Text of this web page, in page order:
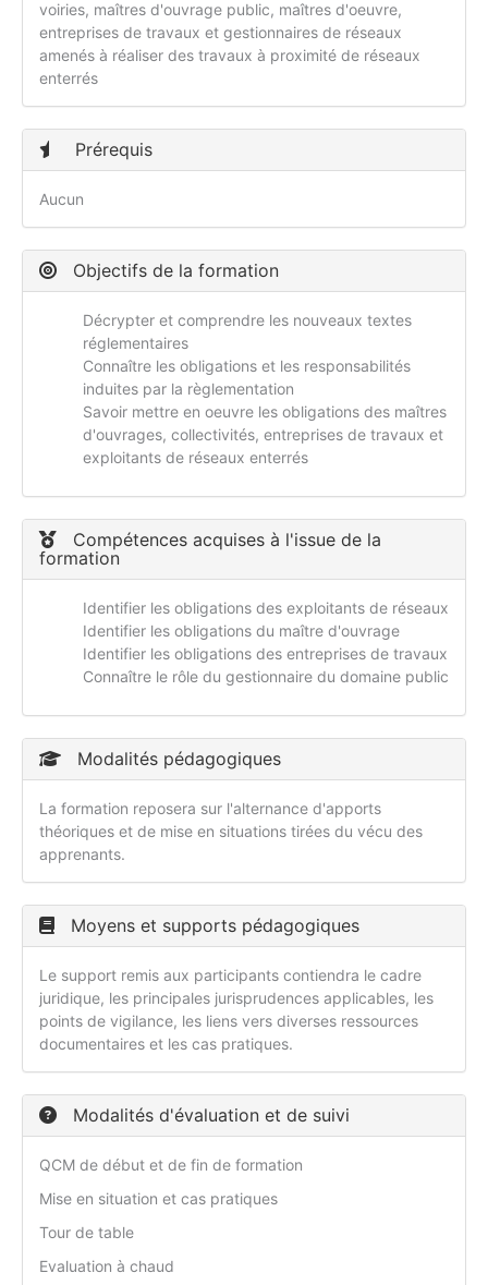
voiries, maîtres d'ouvrage public, maîtres d'oeuvre,
entreprises de travaux et gestionnaires de réseaux
amenés à réaliser des travaux à proximité de réseaux
enterrés
Prérequis
Aucun
Objectifs de la formation
Décrypter et comprendre les nouveaux textes
réglementaires
Connaître les obligations et les responsabilités
induites par la règlementation
Savoir mettre en oeuvre les obligations des maîtres
d'ouvrages, collectivités, entreprises de travaux et
exploitants de réseaux enterrés
Compétences acquises à l'issue de la
formation
Identifier les obligations des exploitants de réseaux
Identifier les obligations du maître d'ouvrage
Identifier les obligations des entreprises de travaux
Connaître le rôle du gestionnaire du domaine public
Modalités pédagogiques
La formation reposera sur l'alternance d'apports
théoriques et de mise en situations tirées du vécu des
apprenants.
Moyens et supports pédagogiques
Le support remis aux participants contiendra le cadre
juridique, les principales jurisprudences applicables, les
points de vigilance, les liens vers diverses ressources
documentaires et les cas pratiques.
Modalités d'évaluation et de suivi
QCM de début et de fin de formation
Mise en situation et cas pratiques
Tour de table
Evaluation à chaud